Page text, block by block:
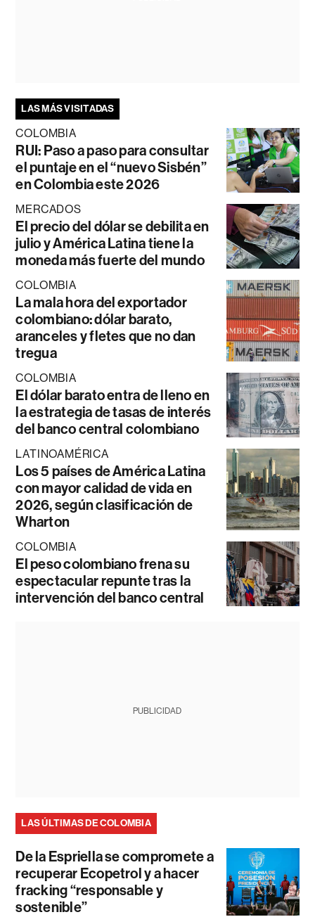
LAS MÁS VISITADAS
COLOMBIA
RUI: Paso a paso para consultar
el puntaje en el “nuevo Sisbén”
en Colombia este 2026
MERCADOS
El precio del dólar se debilita en
julio y América Latina tiene la
moneda más fuerte del mundo
COLOMBIA
La mala hora del exportador
colombiano: dólar barato,
aranceles y fletes que no dan
tregua
COLOMBIA
El dólar barato entra de lleno en
la estrategia de tasas de interés
del banco central colombiano
LATINOAMÉRICA
Los 5 países de América Latina
con mayor calidad de vida en
2026, según clasificación de
Wharton
COLOMBIA
El peso colombiano frena su
espectacular repunte tras la
intervención del banco central
PUBLICIDAD
LAS ÚLTIMAS DE COLOMBIA
De la Espriella se compromete a
recuperar Ecopetrol y a hacer
fracking “responsable y
sostenible”